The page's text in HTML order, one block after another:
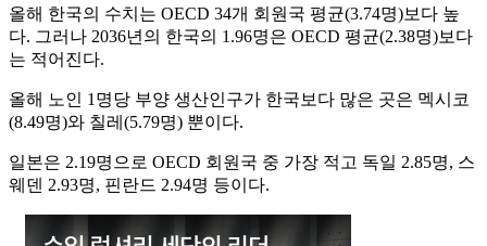
올해 한국의 수치는 OECD 34개 회원국 평균(3.74명)보다 높
다. 그러나 2036년의 한국의 1.96명은 OECD 평균(2.38명)보다
는 적어진다.
올해 노인 1명당 부양 생산인구가 한국보다 많은 곳은 멕시코
(8.49명)와 칠레(5.79명) 뿐이다.
일본은 2.19명으로 OECD 회원국 중 가장 적고 독일 2.85명, 스
웨덴 2.93명, 핀란드 2.94명 등이다.